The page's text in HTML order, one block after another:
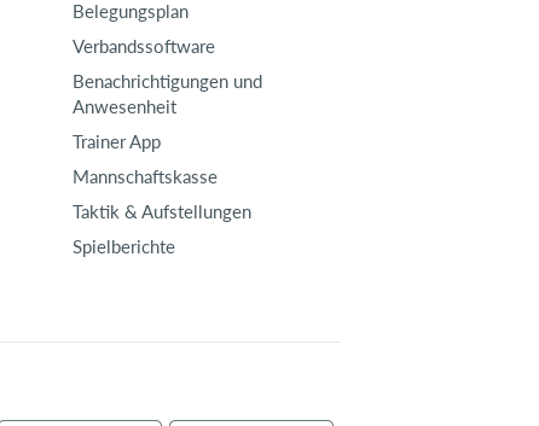
Belegungsplan
Verbandssoftware
Benachrichtigungen und
Anwesenheit
Trainer App
Mannschaftskasse
Taktik & Aufstellungen
Spielberichte